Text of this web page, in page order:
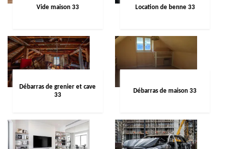
Vide maison 33 Location de benne 33
Débarras de grenier et cave
33
Débarras de maison 33